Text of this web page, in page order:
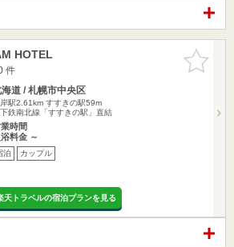
お気に入
りに追加
HOTEL
件
道 / 札幌市中央区
駅2.61km すすきの駅59m
鉄南北線「すすきの駅」直結
時間
浴料金 ～
泊 カップル
天トラベルの宿泊プランを見る